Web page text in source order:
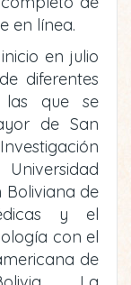
en línea.
en julio
diferentes
las que se
de San
Boliviana de
y el
con el
de